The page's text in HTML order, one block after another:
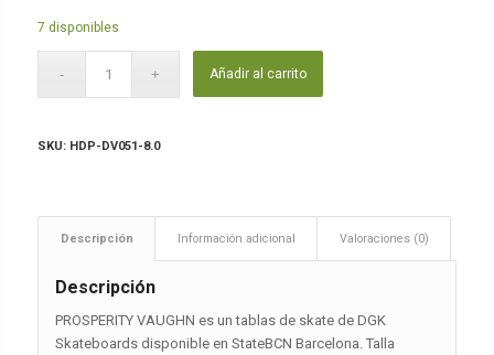
7 disponibles
Añadir al carrito
SKU: HDP-DV051-8.0
Descripción Información adicional Valoraciones (0)
Descripción
PROSPERITY VAUGHN es un tablas de skate de DGK
Skateboards disponible en StateBCN Barcelona. Talla